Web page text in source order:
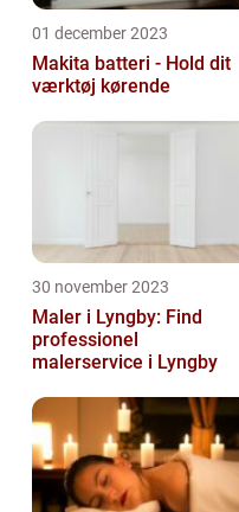
01 december 2023
Makita batteri - Hold dit
værktøj kørende
30 november 2023
Maler i Lyngby: Find
professionel
malerservice i Lyngby